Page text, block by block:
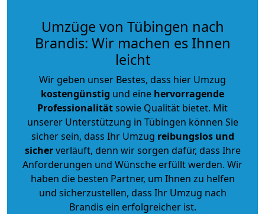
Umzüge von Tübingen nach
Brandis: Wir machen es Ihnen
leicht
Wir geben unser Bestes, dass hier Umzug
kostengünstig und eine hervorragende
Professionalitätsowie Qualität bietet. Mit
unserer Unterstützung in Tübingen können Sie
sicher sein, dass Ihr Umzug reibungslos und
sicherverläuft, denn wir sorgen dafür, dass Ihre
Anforderungen und Wünsche erfüllt werden. Wir
haben die besten Partner, um Ihnen zu helfen
und sicherzustellen, dass Ihr Umzug nach
Brandis ein erfolgreicher ist.